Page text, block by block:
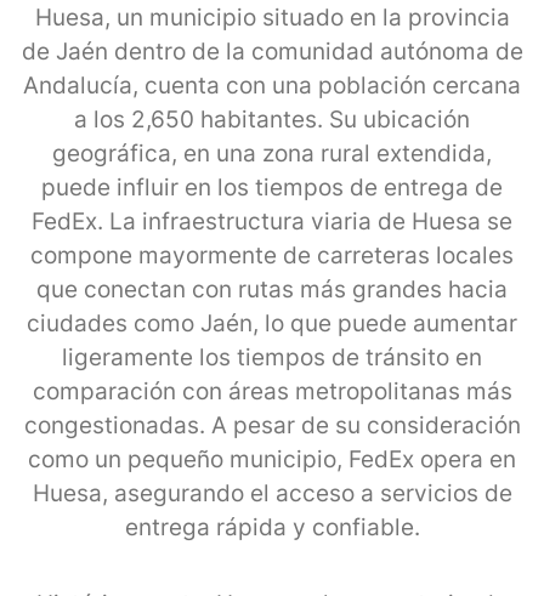
Huesa, un municipio situado en la provincia
de Jaén dentro de la comunidad autónoma de
Andalucía, cuenta con una población cercana
a los 2,650 habitantes. Su ubicación
geográfica, en una zona rural extendida,
puede influir en los tiempos de entrega de
FedEx. La infraestructura viaria de Huesa se
compone mayormente de carreteras locales
que conectan con rutas más grandes hacia
ciudades como Jaén, lo que puede aumentar
ligeramente los tiempos de tránsito en
comparación con áreas metropolitanas más
congestionadas. A pesar de su consideración
como un pequeño municipio, FedEx opera en
Huesa, asegurando el acceso a servicios de
entrega rápida y confiable.